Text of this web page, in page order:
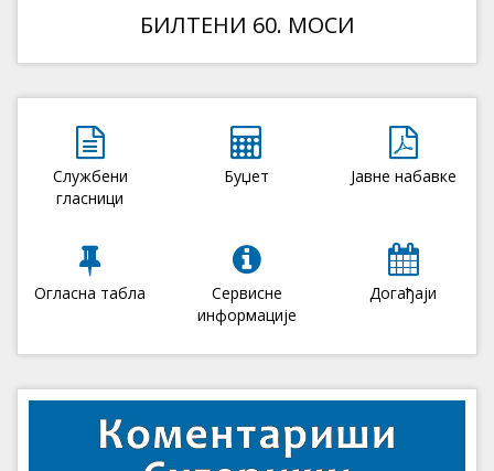
БИЛТЕНИ 60. МОСИ
Службени
гласници
Буџет Јавне набавке
Огласна табла
Сервисне
информације
Догађаји